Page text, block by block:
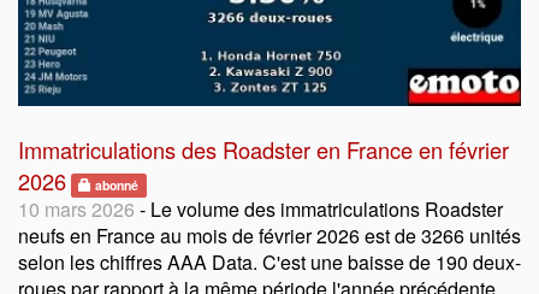
Immatriculations des Roadster en France en février
2026
abonné
10 mars 2026 - Le volume des immatriculations Roadster
neufs en France au mois de février 2026 est de 3266 unités
selon les chiffres AAA Data. C'est une baisse de 190 deux-
roues par rapport à la même période l'année précédente.